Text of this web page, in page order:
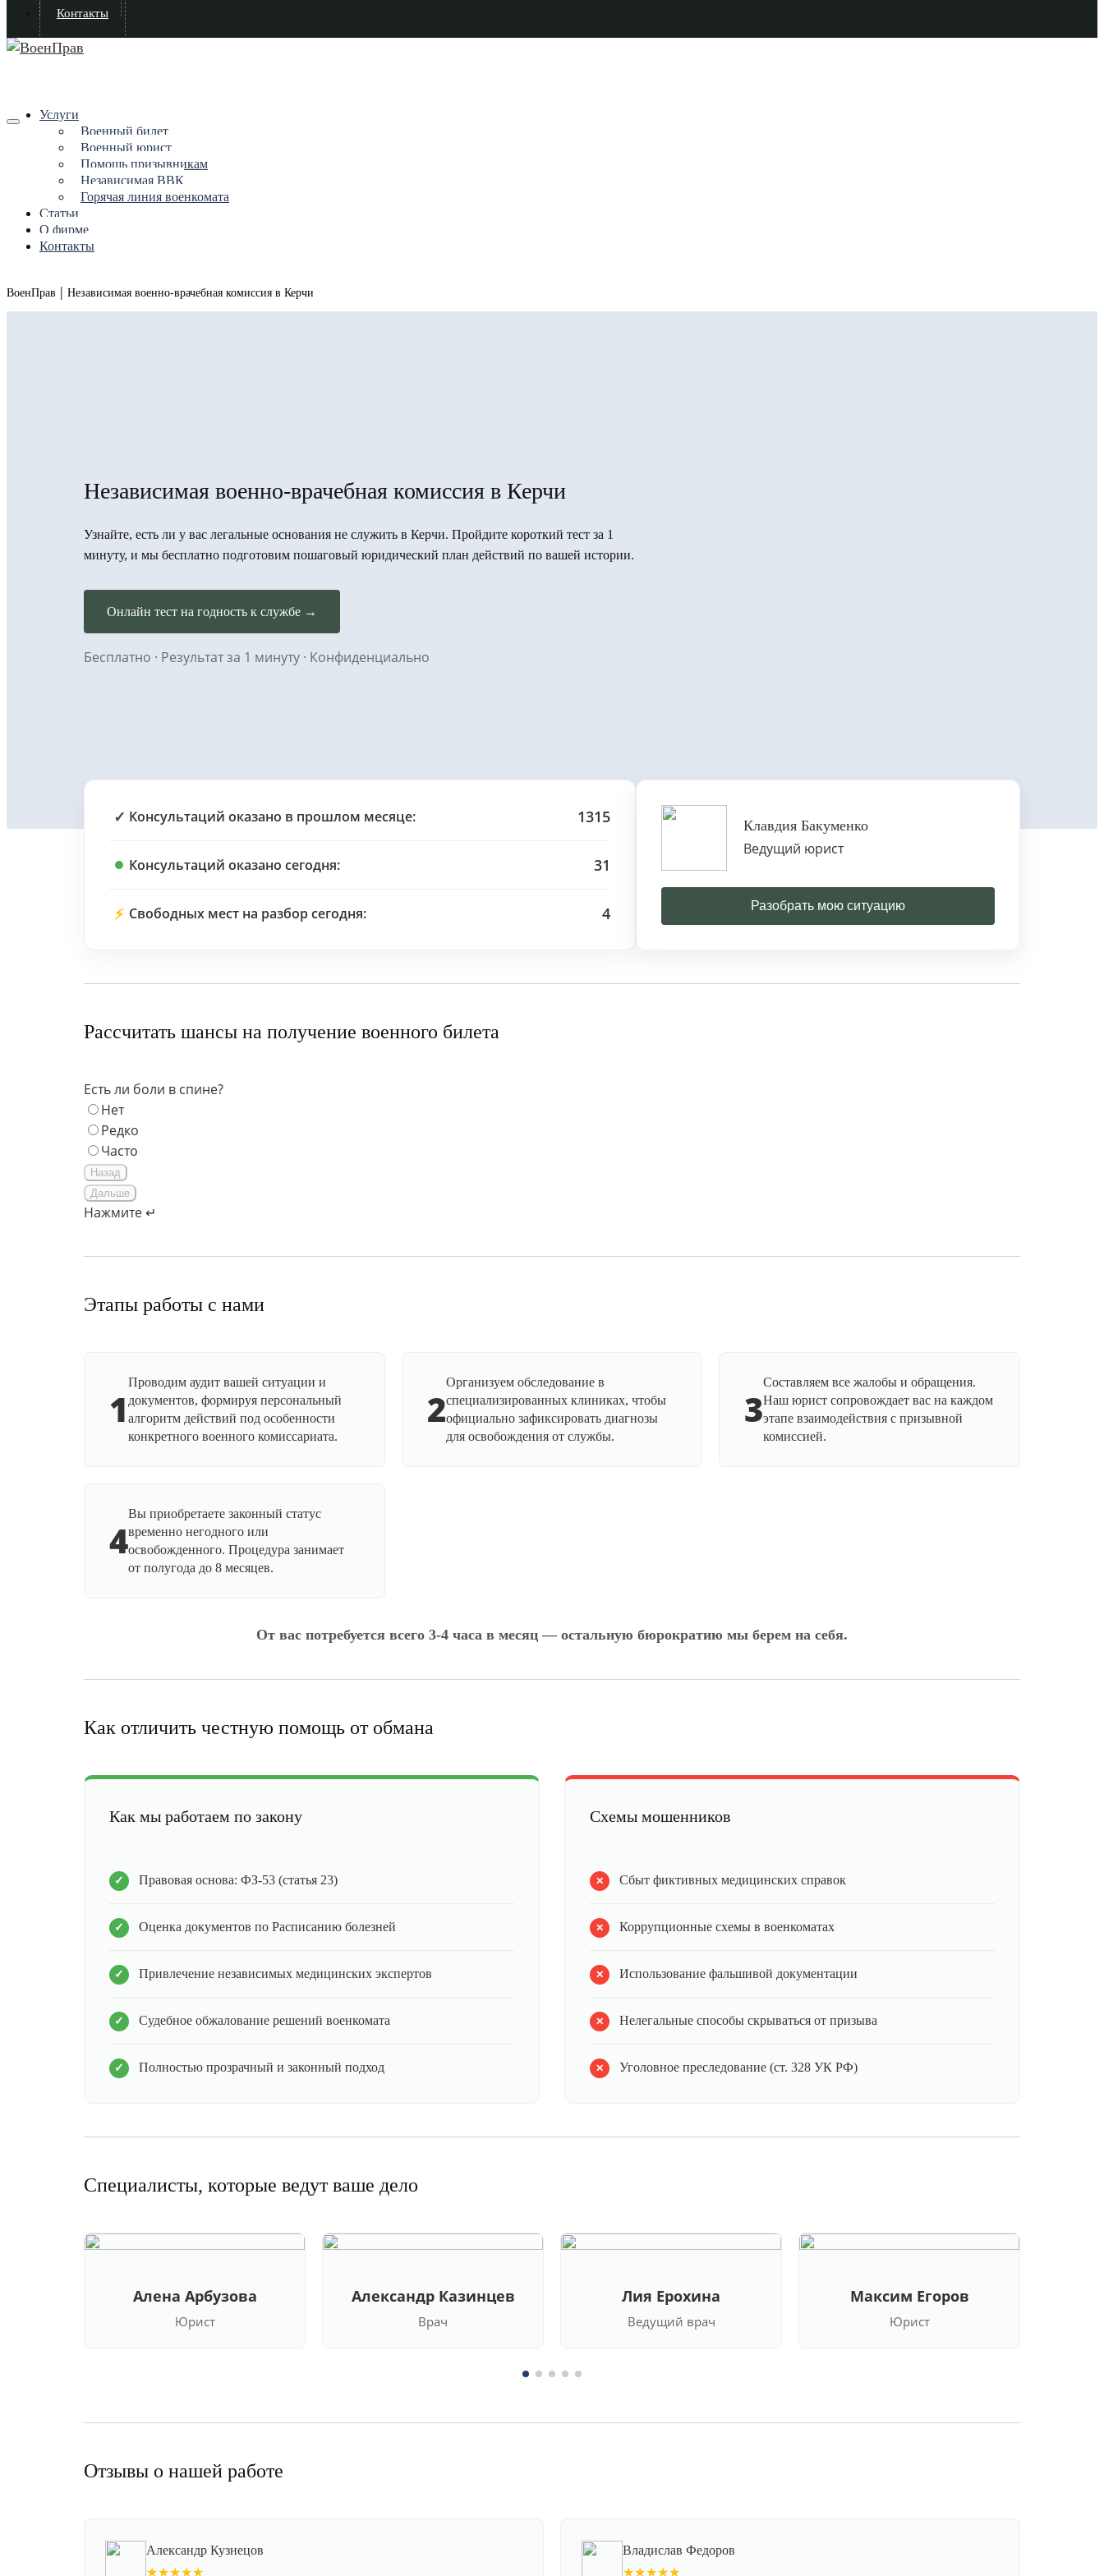
Контакты
Услуги
Военный билет
Военный юрист
Помощь призывникам
Независимая ВВК
Горячая линия военкомата
Статьи
О фирме
Контакты
ВоенПрав | Независимая военно-врачебная комиссия в Керчи
Независимая военно-врачебная комиссия в Керчи
Узнайте, есть ли у вас легальные основания не служить в Керчи. Пройдите короткий тест за 1
минуту, и мы бесплатно подготовим пошаговый юридический план действий по вашей истории.
Онлайн тест на годность к службе →
Бесплатно · Результат за 1 минуту · Конфиденциально
✓ Консультаций оказано в прошлом месяце: 1315
Консультаций оказано сегодня: 31
⚡ Свободных мест на разбор сегодня: 4
Клавдия Бакуменко
Ведущий юрист
Разобрать мою ситуацию
Рассчитать шансы на получение военного билета
Есть ли боли в спине?
Нет
Редко
Часто
Назад
Дальше
Нажмите ↵
Этапы работы с нами
1
Проводим аудит вашей ситуации и
документов, формируя персональный
алгоритм действий под особенности
конкретного военного комиссариата.
2
Организуем обследование в
специализированных клиниках, чтобы
официально зафиксировать диагнозы
для освобождения от службы.
3
Составляем все жалобы и обращения.
Наш юрист сопровождает вас на каждом
этапе взаимодействия с призывной
комиссией.
4
Вы приобретаете законный статус
временно негодного или
освобожденного. Процедура занимает
от полугода до 8 месяцев.
От вас потребуется всего 3-4 часа в месяц — остальную бюрократию мы берем на себя.
Как отличить честную помощь от обмана
Как мы работаем по закону
Правовая основа: ФЗ-53 (статья 23)
Оценка документов по Расписанию болезней
Привлечение независимых медицинских экспертов
Судебное обжалование решений военкомата
Полностью прозрачный и законный подход
Схемы мошенников
Сбыт фиктивных медицинских справок
Коррупционные схемы в военкоматах
Использование фальшивой документации
Нелегальные способы скрываться от призыва
Уголовное преследование (ст. 328 УК РФ)
Специалисты, которые ведут ваше дело
Алена Арбузова
Юрист
Александр Казинцев
Врач
Лия Ерохина
Ведущий врач
Максим Егоров
Юрист
Отзывы о нашей работе
Александр Кузнецов
★★★★★
Владислав Федоров
★★★★★